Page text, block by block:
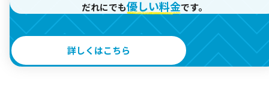
だれにでも優しい料金です。
詳しくはこちら